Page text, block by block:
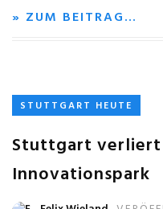
» ZUM BEITRAG…
STUTTGART HEUTE
Stuttgart verliert
Innovationspark